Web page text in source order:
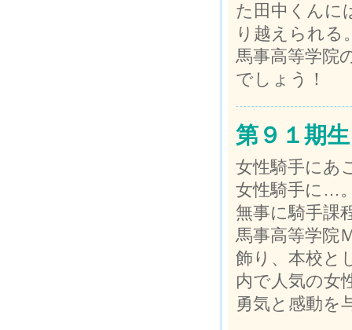
た田中くんに
り越えられる
馬事高等学院
でしょう！
第９１期生
女性騎手にあ
女性騎手に…
無事に騎手課
馬事高等学院
飾り、本校と
内で人気の女
勇気と感動を